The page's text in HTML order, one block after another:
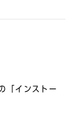
「インストー